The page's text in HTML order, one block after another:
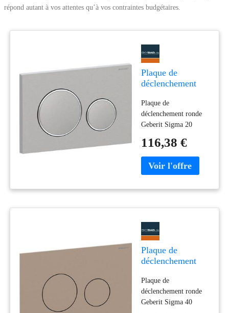
répond autant à vos attentes qu’à vos contraintes budgétaires.
Plaque de
déclenchement
Round
115882SN1 en
acier inoxydable
brossé/poli, facile
à nettoyer
Plaque de
déclenchement ronde
Geberit Sigma 20
116,38 €
Plaque de
déclenchement
Round
115628QB1
Ronde, or rose /
Plaque de
déclenchement ronde
Geberit Sigma 40